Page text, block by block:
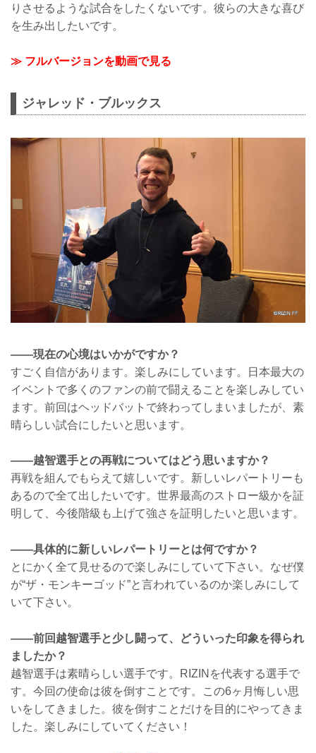
りさせるような試合をしたくないです。彼らの大きな喜び
を生み出したいです。
≫ フルバージョンを動画で見る
ジャレッド・ブルックス
——現在の心境はいかがですか？
すごく自信があります。楽しみにしています。日本最大の
イベントで多くのファンの前で闘えることを楽しみしてい
ます。前回はヘッドバットで終わってしまいましたが、素
晴らしい試合にしたいと思います。
——越智選手との再戦についてはどう思いますか？
再戦を組んでもらえて嬉しいです。新しいレパートリーも
あるので全て出したいです。世界最高のストロー級かを証
明して、今後階級も上げて強さを証明したいと思います。
——具体的に新しいレパートリーとは何ですか？
とにかく全て見せるので楽しみにしていて下さい。なぜ僕
が“ザ・モンキーゴッド”と言われているのか楽しみにして
いて下さい。
——前回越智選手と少し闘って、どういった印象を得られ
ましたか？
越智選手は素晴らしい選手です。RIZINを代表する選手で
す。今回の使命は彼を倒すことです。この6ヶ月悔しい思
いをしてきました。彼を倒すことだけを目的にやってきま
した。楽しみにしていてください！